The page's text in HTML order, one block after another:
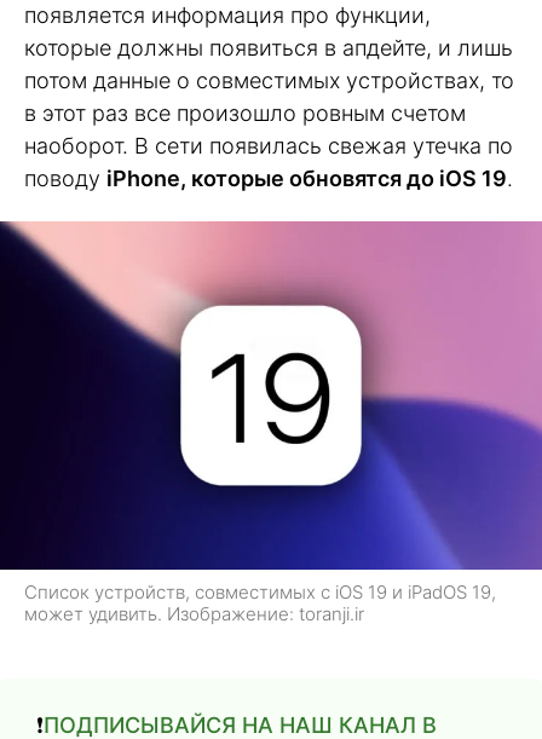
появляется информация про функции,
которые должны появиться в апдейте, и лишь
потом данные о совместимых устройствах, то
в этот раз все произошло ровным счетом
наоборот. В сети появилась свежая утечка по
поводу iPhone, которые обновятся до iOS 19.
Список устройств, совместимых с iOS 19 и iPadOS 19,
может удивить. Изображение: toranji.ir
❗️ПОДПИСЫВАЙСЯ НА НАШ КАНАЛ В